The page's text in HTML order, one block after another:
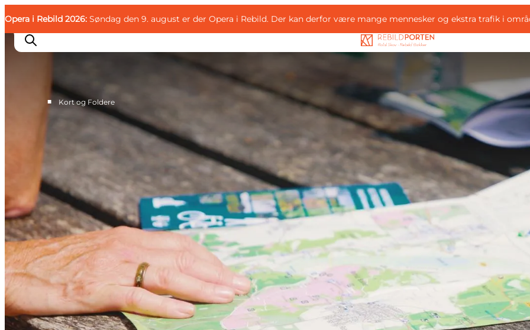
Opera i Rebild 2026: Søndag den 9. august er der Opera i Rebild. Der kan derfor være mange mennesker og ekstra trafik i
Parret
Livsnyderen
Motionisten
DET SKER
KORT OG FOLDERE
PLANLÆG DIN TUR
GæstDeutsch
■ Kort og Foldere